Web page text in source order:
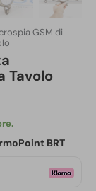
GSM di
Tavolo
BRT